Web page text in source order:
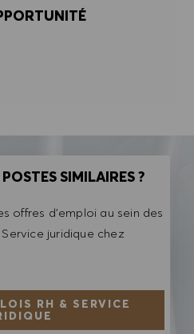
Facebook
par e-mail
SIMILAIRES ?
offres d'emploi au sein des
juridique chez
RH & SERVICE